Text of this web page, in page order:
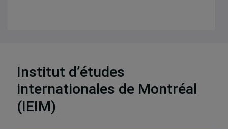
5 résultats
Institut d’études
internationales de Montréal
(IEIM)